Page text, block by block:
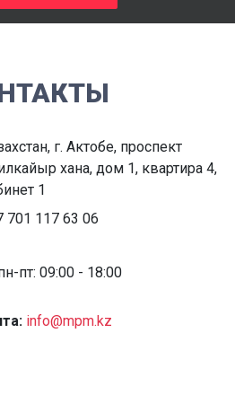
г. Актобе, проспект
хана, дом 1, квартира 4,
1
701 117 63 06
пт: 09:00 - 18:00
info@mpm.kz